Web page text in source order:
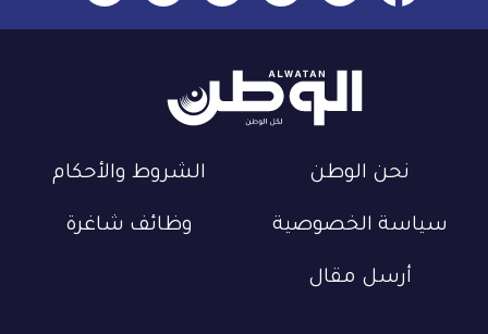
نحن الوطن الشروط والأحكام
سياسة الخصوصية وظائف شاغرة
أرسل مقال